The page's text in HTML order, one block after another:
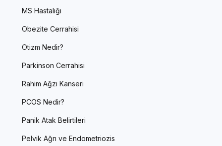
MS Hastalığı
Obezite Cerrahisi
Otizm Nedir?
Parkinson Cerrahisi
Rahim Ağzı Kanseri
PCOS Nedir?
Panik Atak Belirtileri
Pelvik Ağrı ve Endometriozis